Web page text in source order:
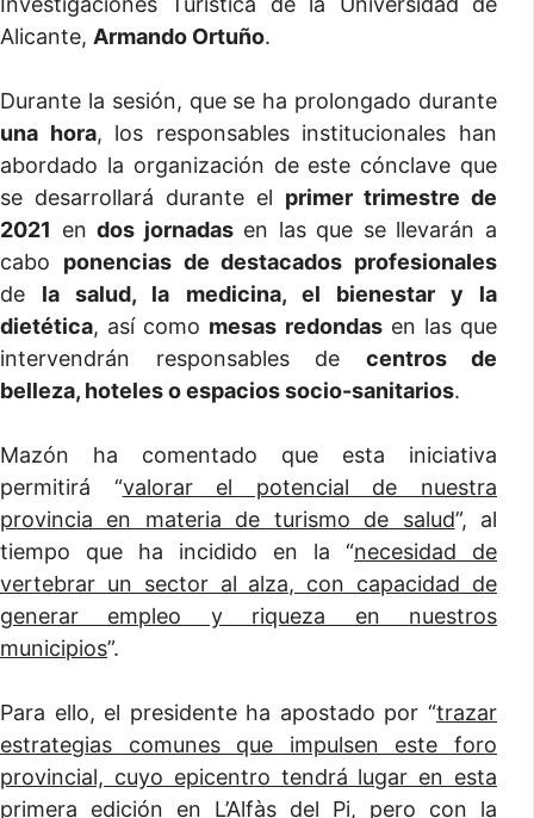
Alicante, Armando Ortuño.
Durante la sesión, que se ha prolongado durante
una hora, los responsables institucionales han
abordado la organización de este cónclave que
se desarrollará durante el primer trimestre de
2021 endos jornadasen las que se llevarán a
cabo ponencias de destacados profesionales
de la salud, la medicina, el bienestar y la
dietética, así como mesas redondasen las que
intervendrán responsables de centros de
belleza, hoteles o espacios socio-sanitarios.
Mazón ha comentado que esta iniciativa
permitirá “valorar el potencial de nuestra
provincia en materia de turismo de salud”, al
tiempo que ha incidido en la “necesidad de
vertebrar un sector al alza, con capacidad de
generar empleo y riqueza en nuestros
municipios”.
Para ello, el presidente ha apostado por “trazar
estrategias comunes que impulsen este foro
provincial, cuyo epicentro tendrá lugar en esta
primera edición en L’Alfàs del Pi, pero con la